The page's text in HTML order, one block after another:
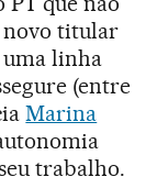
novo titular
uma linha
(entre
Marina
trabalho.